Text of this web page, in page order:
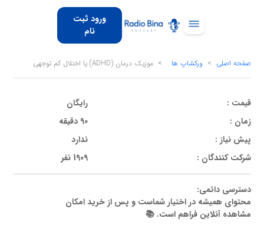
ورود ثبت
نام
صفحه اصلی ورکشاپ ها موزیک درمان (ADHD) یا اختلال کم توجهی
قیمت :
رایگان
زمان :
90 دقیقه
پیش نیاز :
ندارد
شرکت کنندگان :
1909 نفر
دسترسی دائمی:
محتوای همیشه در اختیار شماست و پس از خرید امکان
مشاهده آنلاین فراهم است. 📚